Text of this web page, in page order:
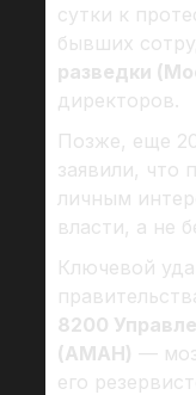
сутки к
бывших
разведки
директоров.
Позже, еще
заявили, что
личным
власти, а не
Ключевой
8200
(АМАН) —
его